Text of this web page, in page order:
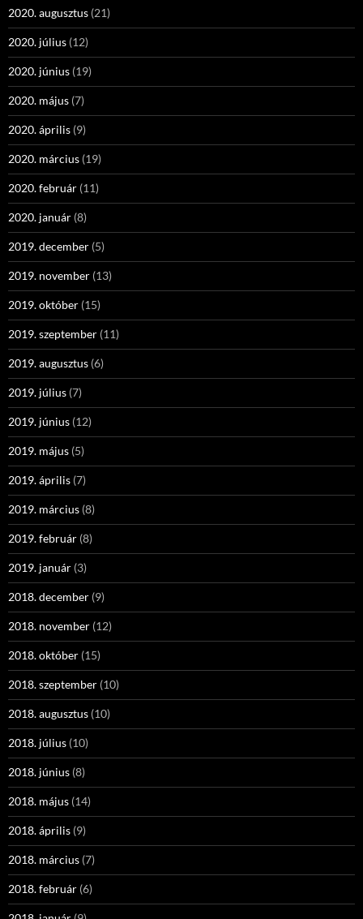
2020. augusztus (21)
2020. július (12)
2020. június (19)
2020. május (7)
2020. április (9)
2020. március (19)
2020. február (11)
2020. január (8)
2019. december (5)
2019. november (13)
2019. október (15)
2019. szeptember (11)
2019. augusztus (6)
2019. július (7)
2019. június (12)
2019. május (5)
2019. április (7)
2019. március (8)
2019. február (8)
2019. január (3)
2018. december (9)
2018. november (12)
2018. október (15)
2018. szeptember (10)
2018. augusztus (10)
2018. július (10)
2018. június (8)
2018. május (14)
2018. április (9)
2018. március (7)
2018. február (6)